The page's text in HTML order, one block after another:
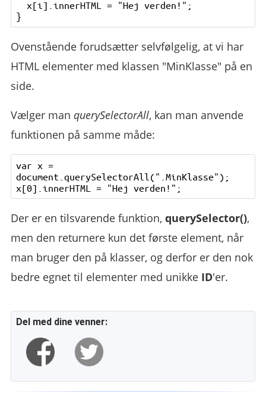
Ovenstående forudsætter selvfølgelig, at vi har
HTML elementer med klassen "MinKlasse" på en
side.
Vælger man querySelectorAll, kan man anvende
funktionen på samme måde:
var x =
document.querySelectorAll(".MinKlasse");
Der er en tilsvarende funktion,querySelector(),
men den returnere kun det første element, når
man bruger den på klasser, og derfor er den nok
bedre egnet til elementer med unikke ID'er.
Del med dine venner: